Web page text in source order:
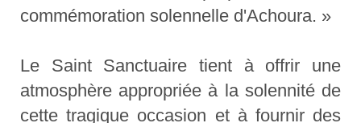
commémoration solennelle d'Achoura. »
Le Saint Sanctuaire tient à offrir une
atmosphère appropriée à la solennité de
cette tragique occasion et à fournir des